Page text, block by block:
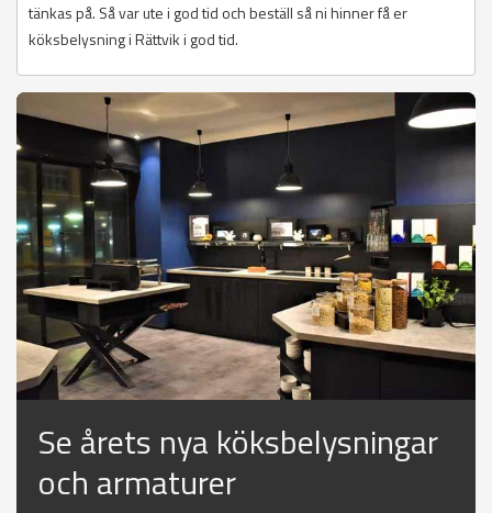
tänkas på. Så var ute i god tid och beställ så ni hinner få er
köksbelysning i Rättvik i god tid.
Se årets nya köksbelysningar
och armaturer